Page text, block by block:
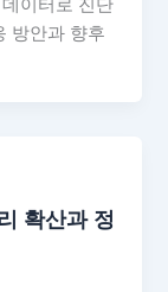
이터로 진단
방안과 향후
확산과 정